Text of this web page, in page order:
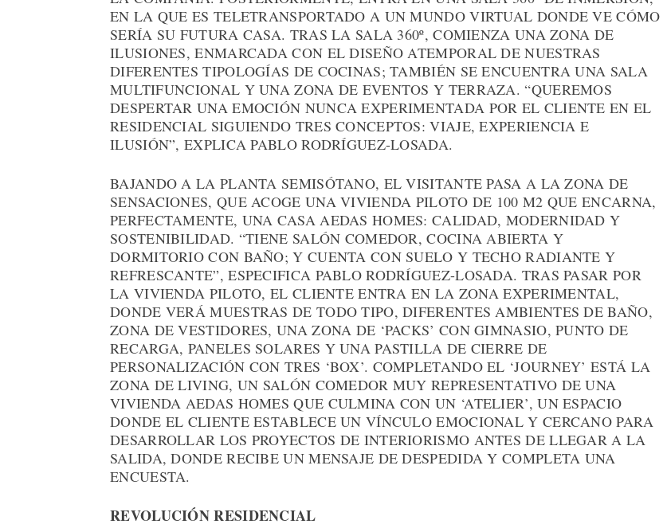
EN LA QUE ES TELETRANSPORTADO A UN MUNDO VIRTUAL DONDE VE CÓMO
SERÍA SU FUTURA CASA. TRAS LA SALA 360º, COMIENZA UNA ZONA DE
ILUSIONES, ENMARCADA CON EL DISEÑO ATEMPORAL DE NUESTRAS
DIFERENTES TIPOLOGÍAS DE COCINAS; TAMBIÉN SE ENCUENTRA UNA SALA
MULTIFUNCIONAL Y UNA ZONA DE EVENTOS Y TERRAZA. “QUEREMOS
DESPERTAR UNA EMOCIÓN NUNCA EXPERIMENTADA POR EL CLIENTE EN EL
RESIDENCIAL SIGUIENDO TRES CONCEPTOS: VIAJE, EXPERIENCIA E
ILUSIÓN”, EXPLICA PABLO RODRÍGUEZ-LOSADA.
BAJANDO A LA PLANTA SEMISÓTANO, EL VISITANTE PASA A LA ZONA DE
SENSACIONES, QUE ACOGE UNA VIVIENDA PILOTO DE 100 M2 QUE ENCARNA,
PERFECTAMENTE, UNA CASA AEDAS HOMES: CALIDAD, MODERNIDAD Y
SOSTENIBILIDAD. “TIENE SALÓN COMEDOR, COCINA ABIERTA Y
DORMITORIO CON BAÑO; Y CUENTA CON SUELO Y TECHO RADIANTE Y
REFRESCANTE”, ESPECIFICA PABLO RODRÍGUEZ-LOSADA. TRAS PASAR POR
LA VIVIENDA PILOTO, EL CLIENTE ENTRA EN LA ZONA EXPERIMENTAL,
DONDE VERÁ MUESTRAS DE TODO TIPO, DIFERENTES AMBIENTES DE BAÑO,
ZONA DE VESTIDORES, UNA ZONA DE ‘PACKS’ CON GIMNASIO, PUNTO DE
RECARGA, PANELES SOLARES Y UNA PASTILLA DE CIERRE DE
PERSONALIZACIÓN CON TRES ‘BOX’. COMPLETANDO EL ‘JOURNEY’ ESTÁ LA
ZONA DE LIVING, UN SALÓN COMEDOR MUY REPRESENTATIVO DE UNA
VIVIENDA AEDAS HOMES QUE CULMINA CON UN ‘ATELIER’, UN ESPACIO
DONDE EL CLIENTE ESTABLECE UN VÍNCULO EMOCIONAL Y CERCANO PARA
DESARROLLAR LOS PROYECTOS DE INTERIORISMO ANTES DE LLEGAR A LA
SALIDA, DONDE RECIBE UN MENSAJE DE DESPEDIDA Y COMPLETA UNA
ENCUESTA.
REVOLUCIÓN RESIDENCIAL